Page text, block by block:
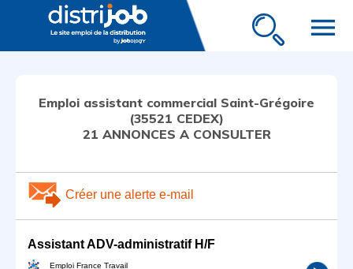
menu
Emploi assistant commercial Saint-Grégoire
(35521 CEDEX)
21 ANNONCES A CONSULTER
Créer une alerte e-mail
Assistant ADV-administratif H/F
Emploi France Travail